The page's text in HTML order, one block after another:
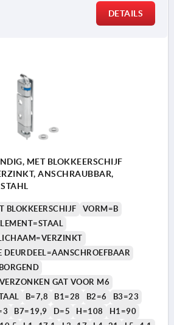
DETAILS
MET BLOKKEERSCHIJF
ANSCHRAUBBAR,
BLOKKEERSCHIJF
VORM=B
DEURDEEL=AANSCHROEFBAAR
GAT VOOR M6
B=7,8 B1=28 B2=6
B3=23
B7=19,9 D=5 H=108
H1=90